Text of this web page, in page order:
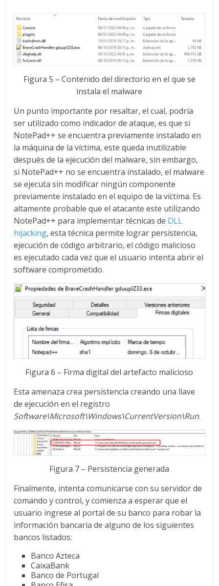
Figura 5 – Contenido del directorio en el que se
instala el malware
Un punto importante por resaltar, el cual, podría
ser utilizado como indicador de ataque, es que si
NotePad++ se encuentra previamente instalado en
la máquina de la víctima, este queda inutilizable
después de la ejecución del malware, sin embargo,
si NotePad++ no se encuentra instalado, el malware
se ejecuta sin modificar ningún componente
previamente instalado en el equipo de la víctima. Es
altamente probable que el atacante este utilizando
NotePad++ para implementar técnicas de DLL
hijacking, esta técnica permite lograr persistencia,
ejecución de código arbitrario, el código malicioso
es ejecutado cada vez que el usuario intenta abrir el
software comprometido.
Figura 6 – Firma digital del artefacto malicioso
Esta amenaza crea persistencia creando una llave
de ejecución en el registro
Software\Microsoft\Windows\CurrentVersion\Run.
Figura 7 – Persistencia generada
Finalmente, intenta comunicarse con su servidor de
comando y control, y comienza a esperar que el
usuario ingrese al portal de su banco para robar la
información bancaria de alguno de los siguientes
bancos listados:
Banco Azteca
CaixaBank
Banco de Portugal